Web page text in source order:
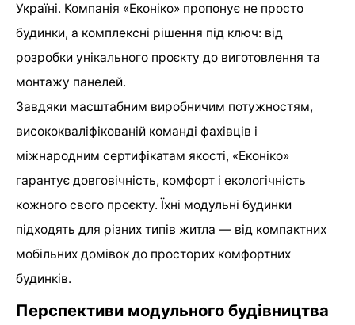
Україні. Компанія «Еконіко» пропонує не просто
будинки, а комплексні рішення під ключ: від
розробки унікального проєкту до виготовлення та
монтажу панелей.
Завдяки масштабним виробничим потужностям,
висококваліфікованій команді фахівців і
міжнародним сертифікатам якості, «Еконіко»
гарантує довговічність, комфорт і екологічність
кожного свого проєкту. Їхні модульні будинки
підходять для різних типів житла — від компактних
мобільних домівок до просторих комфортних
будинків.
Перспективи модульного будівництва